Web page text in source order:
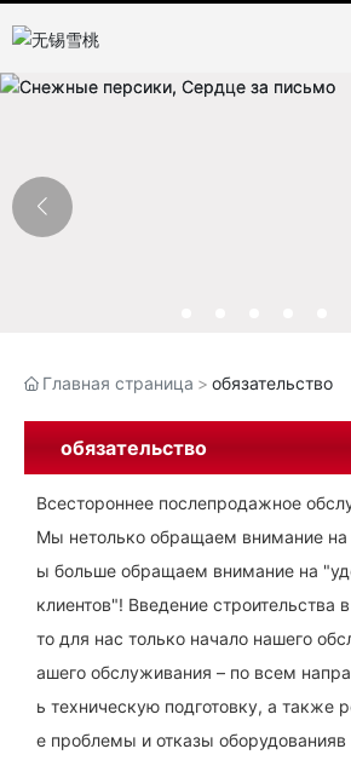
Главная страница обязательство
обязательство
Всестороннее послепродажное
Мы нетолько обращаем внимание
ы больше обращаем внимание на
клиентов"! Введение строительства
то для нас только начало нашего
ашего обслуживания – по всем
ь техническую подготовку, а также
е проблемы и отказы